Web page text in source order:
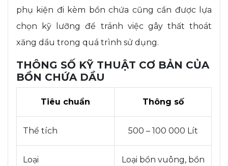
phụ kiện đi kèm bồn chứa cũng cần được lựa
chọn kỹ lưỡng để tránh việc gây thất thoát
xăng dầu trong quá trình sử dụng.
THÔNG SỐ KỸ THUẬT CƠ BẢN CỦA
BỒN CHỨA DẦU
Tiêu chuẩn Thông số
Thể tích 500 – 100 000 Lít
Loại
Loại bồn vuông, bồn